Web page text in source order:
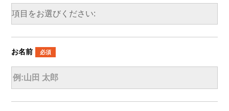
お名前 必須